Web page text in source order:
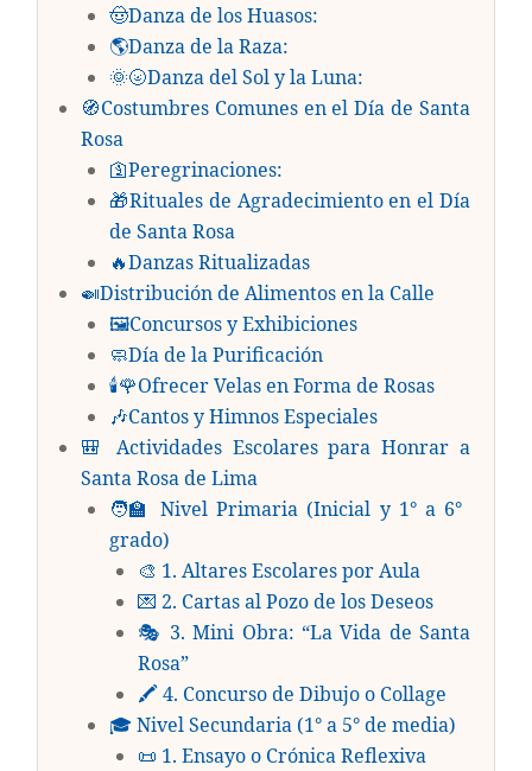
🤠Danza de los Huasos:
🌎Danza de la Raza:
🌞🌝Danza del Sol y la Luna:
🧭Costumbres Comunes en el Día de Santa
Rosa
🛐Peregrinaciones:
🎁Rituales de Agradecimiento en el Día
de Santa Rosa
🔥Danzas Ritualizadas
🍛Distribución de Alimentos en la Calle
🖼️Concursos y Exhibiciones
🧼Día de la Purificación
🕯️🌹Ofrecer Velas en Forma de Rosas
🎶Cantos y Himnos Especiales
🎒 Actividades Escolares para Honrar a
Santa Rosa de Lima
🧑‍🏫 Nivel Primaria (Inicial y 1° a 6°
grado)
🎨 1. Altares Escolares por Aula
💌 2. Cartas al Pozo de los Deseos
🎭 3. Mini Obra: “La Vida de Santa
Rosa”
🖍️ 4. Concurso de Dibujo o Collage
🎓 Nivel Secundaria (1° a 5° de media)
📜 1. Ensayo o Crónica Reflexiva